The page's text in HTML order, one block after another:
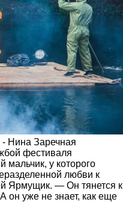
- Нина Заречная
фестиваля
у которого
любви к
Ярмущик. — Он тянется к
он уже не знает, как еще